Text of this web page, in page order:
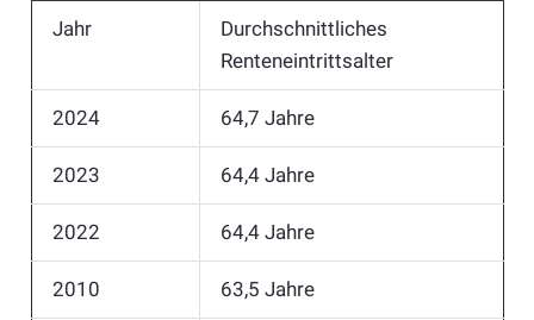
Jahr
Durchschnittliches
Renteneintrittsalter
2024 64,7 Jahre
2023 64,4 Jahre
2022 64,4 Jahre
2010 63,5 Jahre